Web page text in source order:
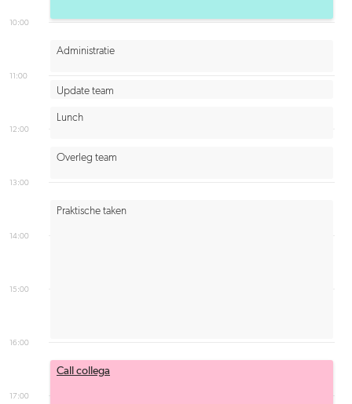
10:00
11:00
12:00
13:00
14:00
15:00
16:00
17:00
Administratie
Update team
Lunch
Overleg team
Praktische taken
Call collega